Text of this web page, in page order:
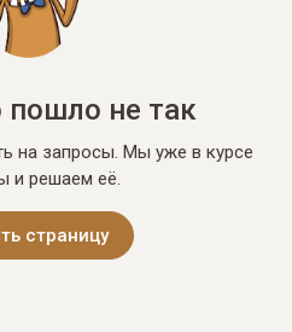
пошло не так
на запросы. Мы уже в курсе
и решаем её.
страницу